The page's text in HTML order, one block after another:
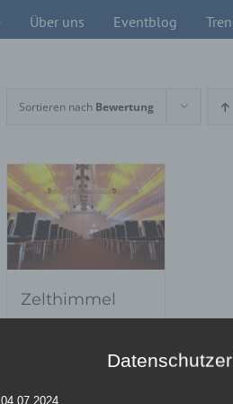
Über uns Eventblog
Sortieren nach Bewertung
Zelthimmel